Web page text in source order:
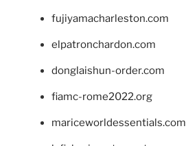
fujiyamacharleston.com
elpatronchardon.com
donglaishun-order.com
fiamc-rome2022.org
mariceworldessentials.com